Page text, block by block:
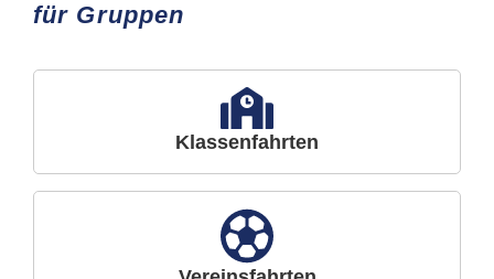
für Gruppen
Klassenfahrten